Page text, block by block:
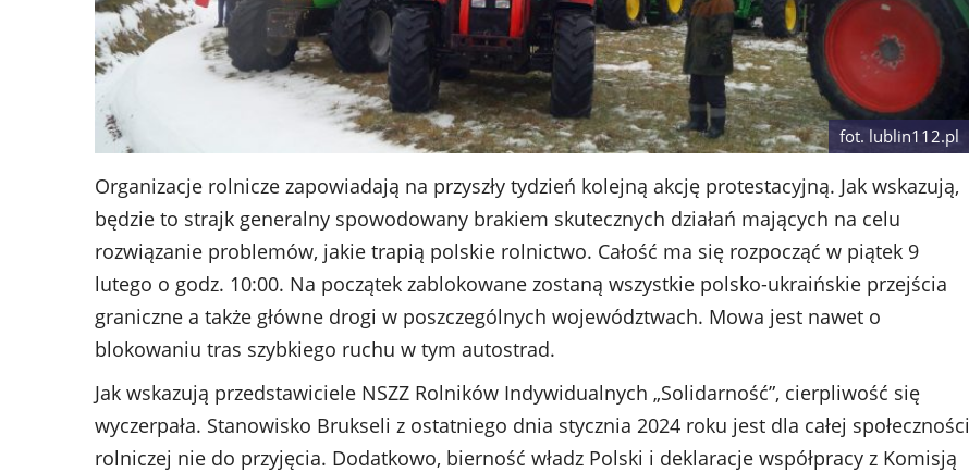
fot. lublin112.pl
Organizacje rolnicze zapowiadają na przyszły tydzień kolejną akcję protestacyjną. Jak wskazują,
będzie to strajk generalny spowodowany brakiem skutecznych działań mających na celu
rozwiązanie problemów, jakie trapią polskie rolnictwo. Całość ma się rozpocząć w piątek 9
lutego o godz. 10:00. Na początek zablokowane zostaną wszystkie polsko-ukraińskie przejścia
graniczne a także główne drogi w poszczególnych województwach. Mowa jest nawet o
blokowaniu tras szybkiego ruchu w tym autostrad.
Jak wskazują przedstawiciele NSZZ Rolników Indywidualnych „Solidarność”, cierpliwość się
wyczerpała. Stanowisko Brukseli z ostatniego dnia stycznia 2024 roku jest dla całej społeczności
rolniczej nie do przyjęcia. Dodatkowo, bierność władz Polski i deklaracje współpracy z Komisją